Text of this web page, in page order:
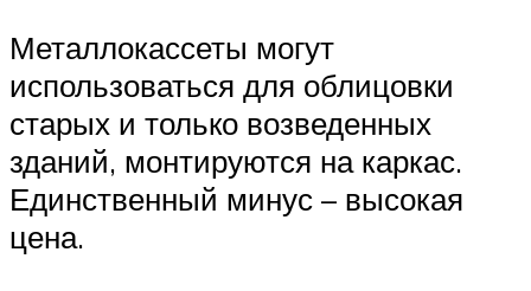
Металлокассеты могут
использоваться для облицовки
старых и только возведенных
зданий, монтируются на каркас.
Единственный минус – высокая
цена.